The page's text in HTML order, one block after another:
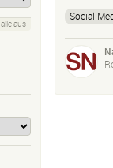
alle aus
Social